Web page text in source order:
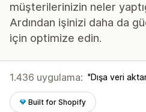
müşterilerinizin neler
Ardından işinizi daha da
için optimize edin.
1.436 uygulama: Dışa veri
Built for Shopify